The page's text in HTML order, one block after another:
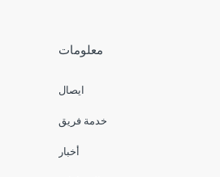
معلومات
ايصال
خدمة فريق
أخبار